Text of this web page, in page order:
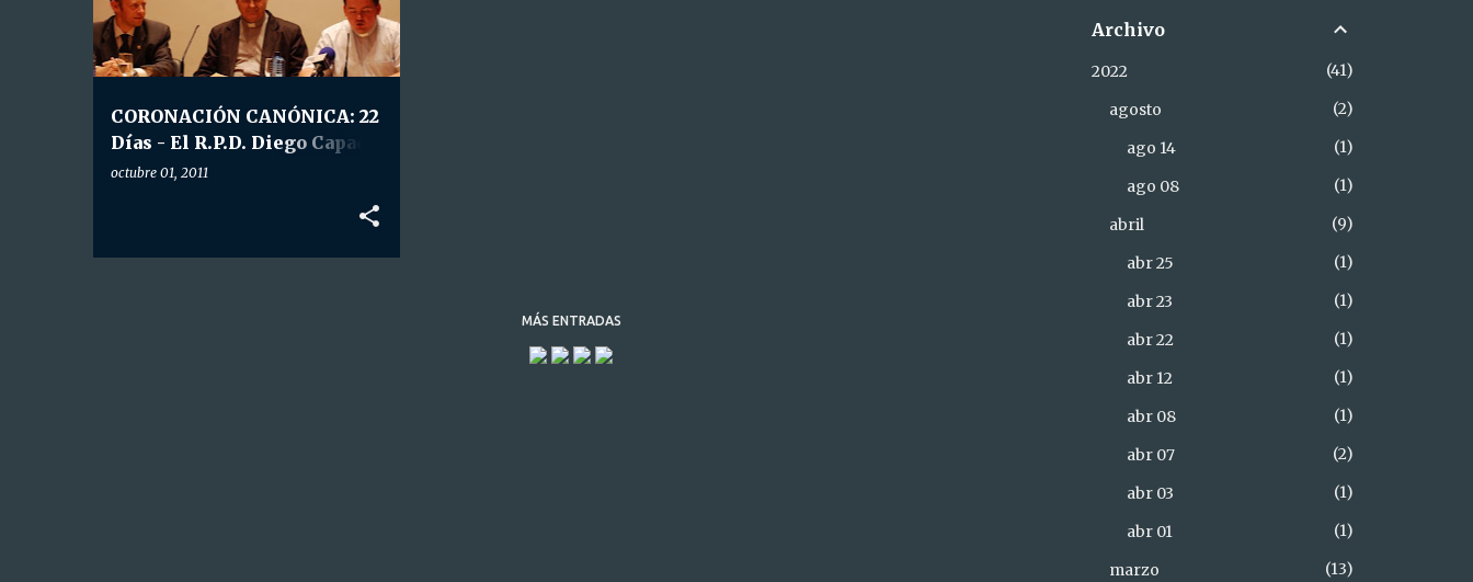
a
d
CORONACIÓN CANÓNICA: 22
Días - El R.P.D. Diego Capado
ofreció su Conferencia "Y
octubre 01, 2011
MÁS ENTRADAS
Archivo
2022
41
agosto
2
ago 14
1
ago 08
1
abril
9
abr 25
1
abr 23
1
abr 22
1
abr 12
1
abr 08
1
abr 07
2
abr 03
1
abr 01
1
marzo
13